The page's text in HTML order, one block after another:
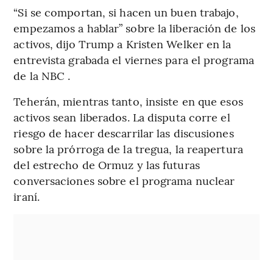
“Si se comportan, si hacen un buen trabajo,
empezamos a hablar” sobre la liberación de los
activos, dijo Trump a Kristen Welker en la
entrevista grabada el viernes para el programa
de la NBC .
Teherán, mientras tanto, insiste en que esos
activos sean liberados. La disputa corre el
riesgo de hacer descarrilar las discusiones
sobre la prórroga de la tregua, la reapertura
del estrecho de Ormuz y las futuras
conversaciones sobre el programa nuclear
iraní.